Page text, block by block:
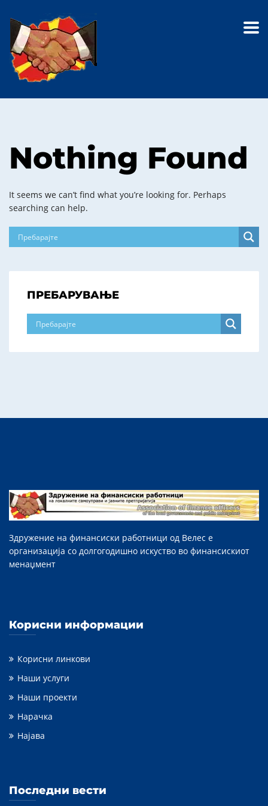
Nothing Found
It seems we can’t find what you’re looking for. Perhaps
searching can help.
ПРЕБАРУВАЊЕ
Здружение на финансиски работници од Велес е
организација со долгогодишно искуство во финансискиот
менаџмент
Корисни информации
Корисни линкови
Наши услуги
Наши проекти
Нарачка
Најава
Последни вести